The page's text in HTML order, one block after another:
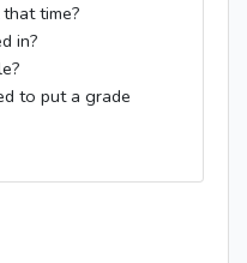
time?
in?
to put a grade